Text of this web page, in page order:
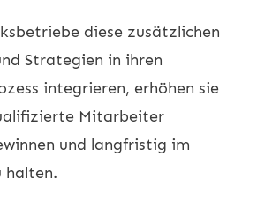
diese zusätzlichen
Strategien in ihren
integrieren, erhöhen sie
Mitarbeiter
und langfristig im
halten.